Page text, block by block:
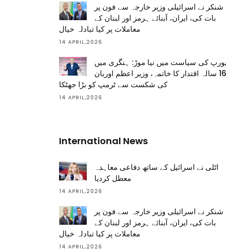
نے اسرائیلی وزیر خارجہ سے فون پر
بات کی، ایران، آبنائے ہرمز اور لبنان کے
معاملات پر کیا تبادلہ خیال
14 APRIL,2026
کی سیاست میں نیا موڑ: ہنگری میں
16 سالہ اقتدار کا خاتمہ، وزیر اعظم اوربان
کی شکست سے ٹرمپ کو بڑا جھٹکا
14 APRIL,2026
International News
اٹلی نے اسرائیل کے ساتھ دفاعی معاہدہ
معطل کردیا
14 APRIL,2026
نے اسرائیلی وزیر خارجہ سے فون پر
بات کی، ایران، آبنائے ہرمز اور لبنان کے
معاملات پر کیا تبادلہ خیال
14 APRIL,2026